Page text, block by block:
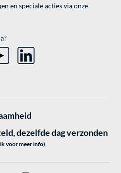
en speciale acties via onze
dezelfde dag verzonden
voor meer info)